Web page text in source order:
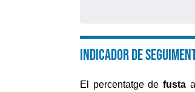
Indicador de
El percentatge defusta